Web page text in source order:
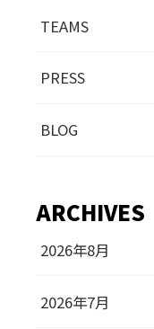
TEAMS
PRESS
BLOG
ARCHIVES
2026年8月
2026年7月